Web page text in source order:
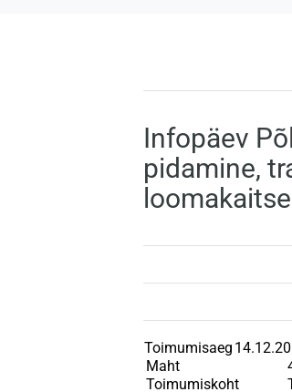
Infopäev
pidamine,
Toimumisaeg
Maht
Toimumiskoht